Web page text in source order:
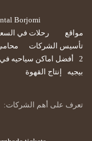
Borjomi
مواقع
رحلات في
تأسيس الشركات
2
أفضل اماكن سياحيه في
بيجيه
إنتاج القهوة
تعرف على أهم الشركات: